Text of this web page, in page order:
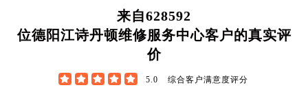
来自628592
位德阳江诗丹顿维修服务中心客户的真实评
价
     5.0 综合客户满意度评分